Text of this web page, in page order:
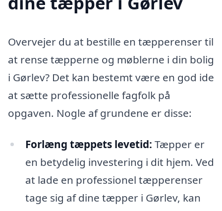
Overvejer du at bestille en tæpperenser til
at rense tæpperne og møblerne i din bolig
i Gørlev? Det kan bestemt være en god ide
at sætte professionelle fagfolk på
opgaven. Nogle af grundene er disse:
Forlæng tæppets levetid: Tæpper er
en betydelig investering i dit hjem. Ved
at lade en professionel tæpperenser
tage sig af dine tæpper i Gørlev, kan